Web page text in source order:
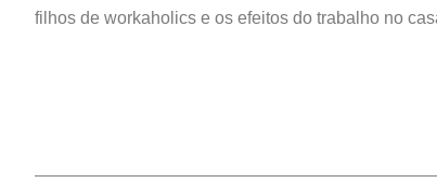
filhos de workaholics e os efeitos do trabalho no